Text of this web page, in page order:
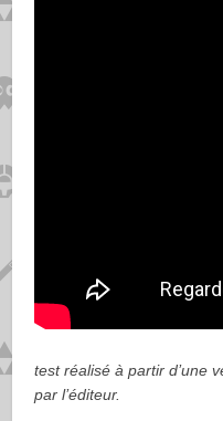
test réalisé à partir d’une
par l’éditeur.